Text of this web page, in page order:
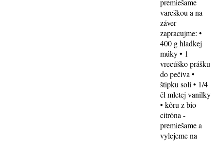
premiešame
vareškou a na
záver
zapracujme: •
400 g hladkej
múky • 1
vrecúško prášku
do pečiva •
štipku soli • 1/4
čl mletej vanilky
• kôru z bio
citróna -
premiešame a
vylejeme na